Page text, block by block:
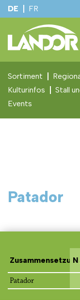
DE FR
Sortiment
Kulturinfos
Stall
Events
Patador
Zusammensetzung
N
Patador